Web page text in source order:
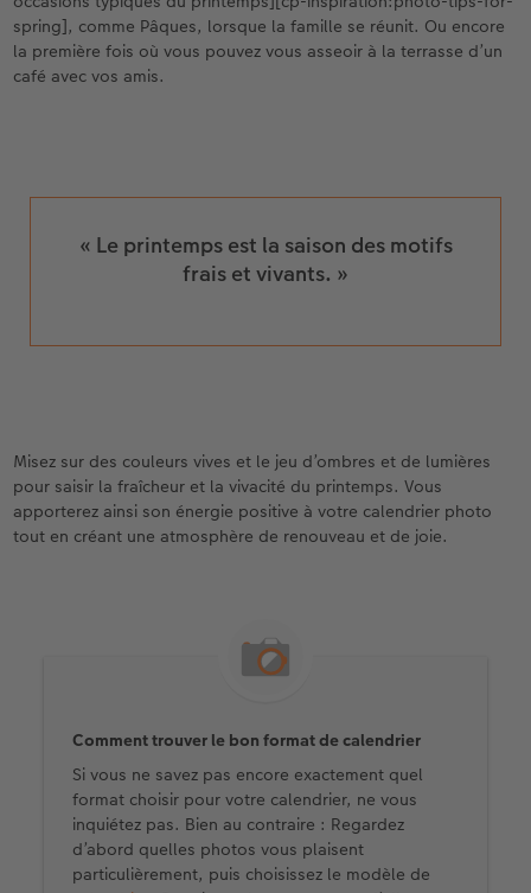
spring], comme Pâques, lorsque la famille se réunit. Ou encore
la première fois où vous pouvez vous asseoir à la terrasse d’un
café avec vos amis.
« Le printemps est la saison des motifs
frais et vivants. »
Misez sur des couleurs vives et le jeu d’ombres et de lumières
pour saisir la fraîcheur et la vivacité du printemps. Vous
apporterez ainsi son énergie positive à votre calendrier photo
tout en créant une atmosphère de renouveau et de joie.
Comment trouver le bon format de calendrier
Si vous ne savez pas encore exactement quel
format choisir pour votre calendrier, ne vous
inquiétez pas. Bien au contraire : Regardez
d’abord quelles photos vous plaisent
particulièrement, puis choisissez le modèle de